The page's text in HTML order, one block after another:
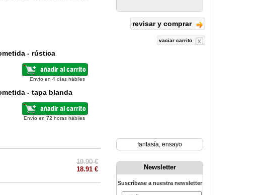
- rústica
Envío en 4 días hábiles
- tapa blanda
Envío en 72 horas hábiles
19.90 €
18.91 €
revisar y comprar
vaciar carrito
fantasía, ensayo
Newsletter
Suscríbase a nuestra newsletter